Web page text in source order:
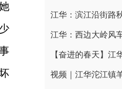
江华：滨江沿街路
江华：西边大岭风
【奋进的春天】江
视频｜江华沱江镇